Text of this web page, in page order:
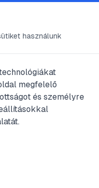
használunk
megfelelő
és személyre